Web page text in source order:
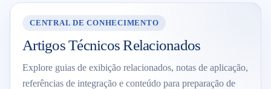
CENTRAL DE CONHECIMENTO
Artigos Técnicos Relacionados
Explore guias de exibição relacionados, notas de aplicação,
referências de integração e conteúdo para preparação de